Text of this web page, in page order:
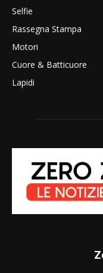
Selfie
Rassegna Stampa
Motori
Cuore & Batticuore
Lapidi